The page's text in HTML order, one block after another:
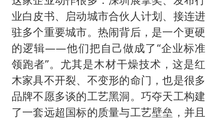
业白皮书、启动城市合伙人计划、接连进
驻多个重要城市。热闹背后，是一个更硬
的逻辑——他们把自己做成了“企业标准
领跑者”。尤其是木材干燥技术，这是红
木家具不开裂、不变形的命门，也是很多
品牌不愿多谈的工艺黑洞。巧夺天工构建
了一套远超国标的质量与工艺壁垒，并且